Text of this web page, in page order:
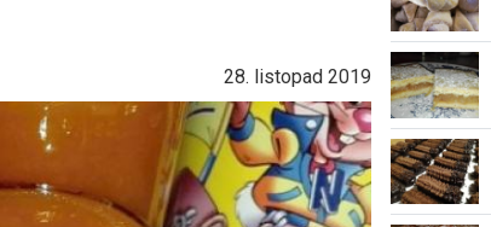
28. listopad 2019